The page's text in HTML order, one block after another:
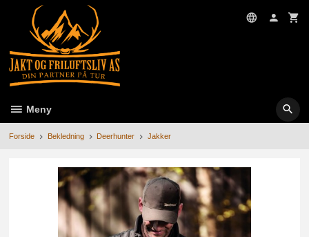
innholdet
Meny
Forside Bekledning Deerhunter Jakker